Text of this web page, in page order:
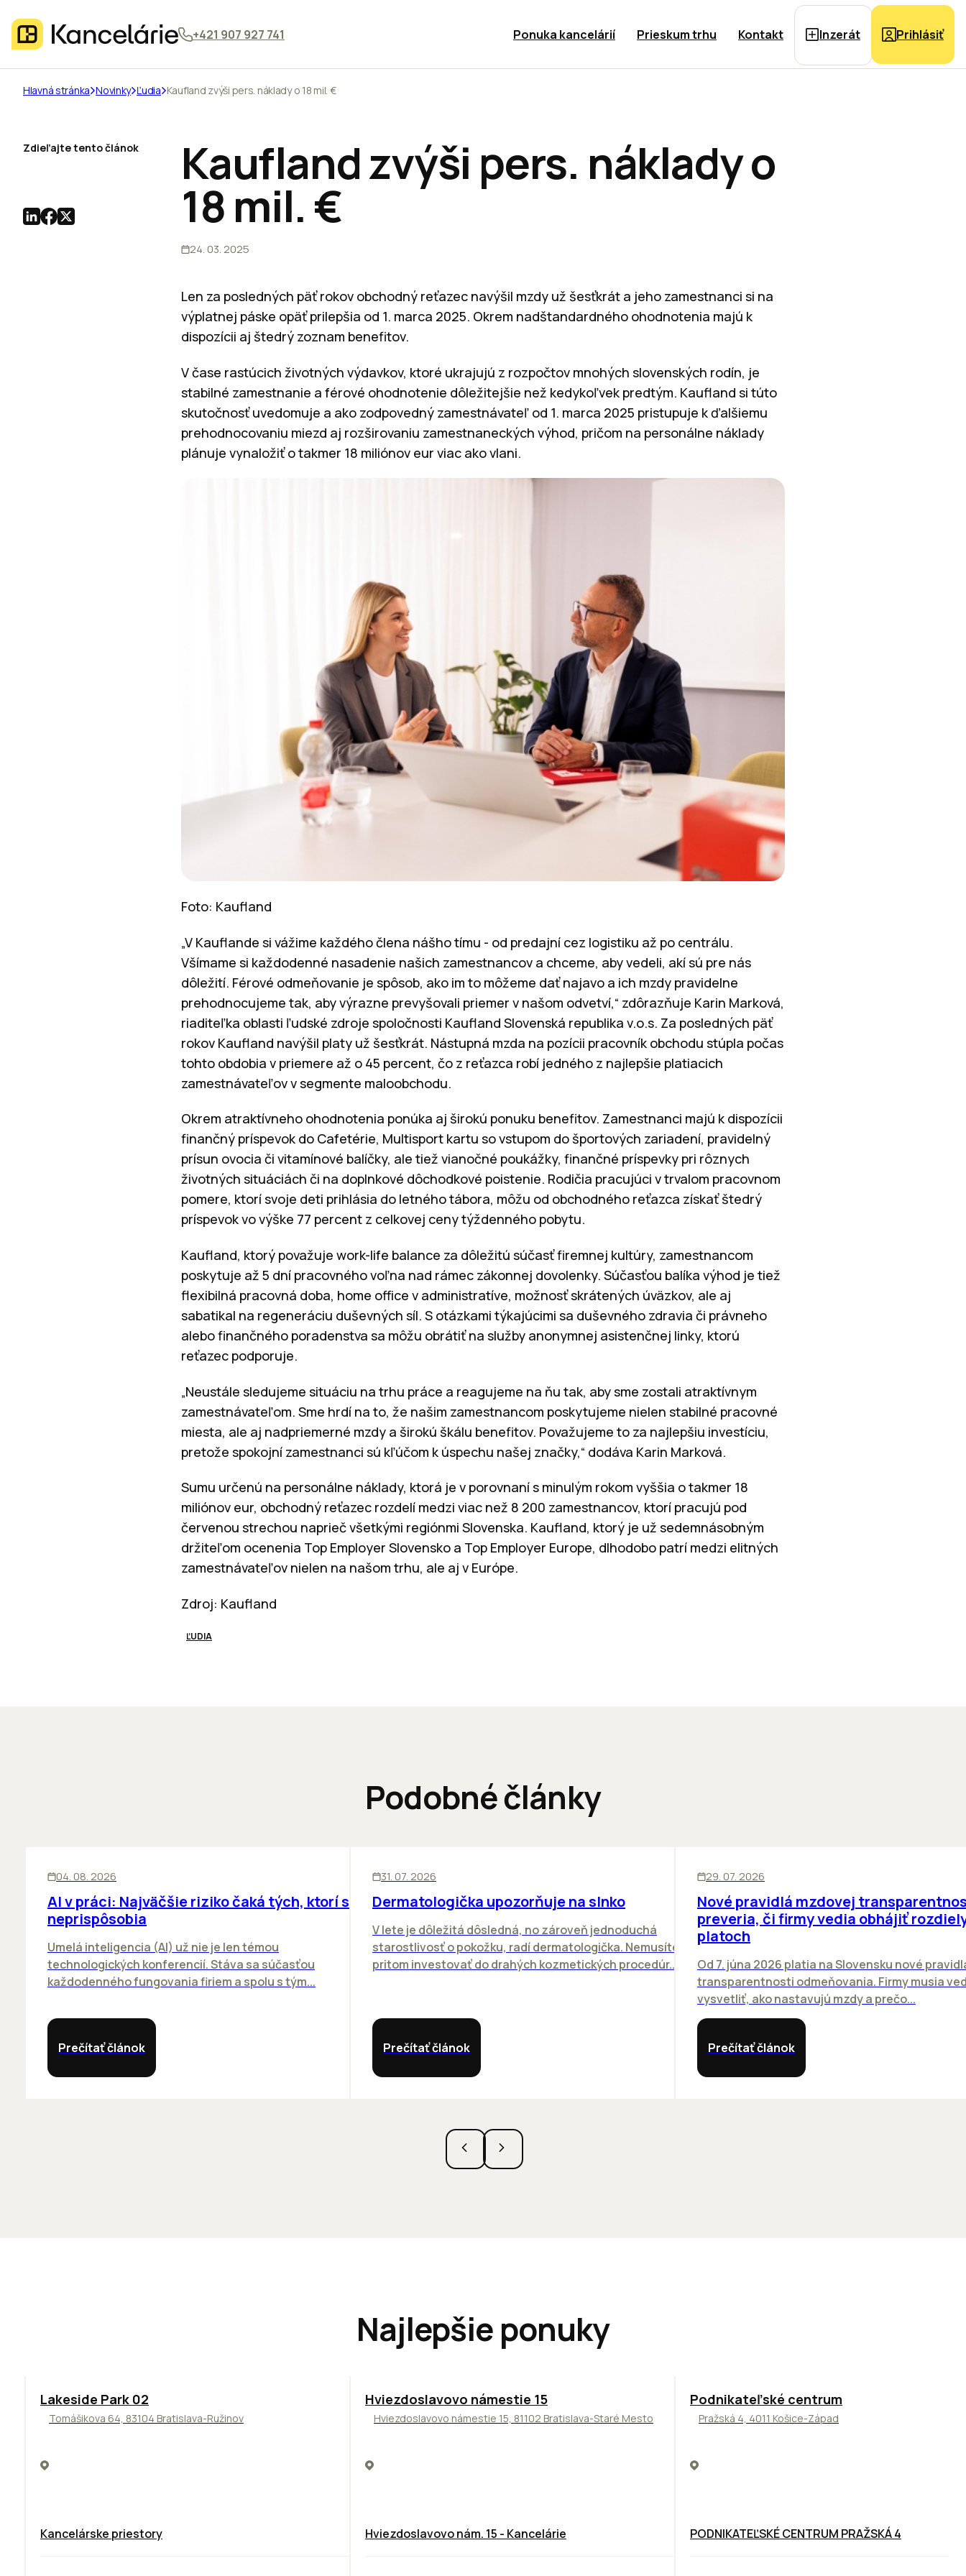
+421 907 927 741 Ponuka kancelárií Prieskum trhu Kontakt Inzerát Prihlásiť
Hlavná stránka Novinky Ľudia Kaufland zvýši pers. náklady o 18 mil. €
Kaufland zvýši pers. náklady o
18 mil. €
24. 03. 2025
Len za posledných päť rokov obchodný reťazec navýšil mzdy už šesťkrát a jeho zamestnanci si na
výplatnej páske opäť prilepšia od 1. marca 2025. Okrem nadštandardného ohodnotenia majú k
dispozícii aj štedrý zoznam benefitov.
V čase rastúcich životných výdavkov, ktoré ukrajujú z rozpočtov mnohých slovenských rodín, je
stabilné zamestnanie a férové ohodnotenie dôležitejšie než kedykoľvek predtým. Kaufland si túto
skutočnosť uvedomuje a ako zodpovedný zamestnávateľ od 1. marca 2025 pristupuje k ďalšiemu
prehodnocovaniu miezd aj rozširovaniu zamestnaneckých výhod, pričom na personálne náklady
plánuje vynaložiť o takmer 18 miliónov eur viac ako vlani.
Foto: Kaufland
„V Kauflande si vážime každého člena nášho tímu - od predajní cez logistiku až po centrálu.
Všímame si každodenné nasadenie našich zamestnancov a chceme, aby vedeli, akí sú pre nás
dôležití. Férové odmeňovanie je spôsob, ako im to môžeme dať najavo a ich mzdy pravidelne
prehodnocujeme tak, aby výrazne prevyšovali priemer v našom odvetví,“ zdôrazňuje Karin Marková,
riaditeľka oblasti ľudské zdroje spoločnosti Kaufland Slovenská republika v.o.s. Za posledných päť
rokov Kaufland navýšil platy už šesťkrát. Nástupná mzda na pozícii pracovník obchodu stúpla počas
tohto obdobia v priemere až o 45 percent, čo z reťazca robí jedného z najlepšie platiacich
zamestnávateľov v segmente maloobchodu.
Okrem atraktívneho ohodnotenia ponúka aj širokú ponuku benefitov. Zamestnanci majú k dispozícii
finančný príspevok do Cafetérie, Multisport kartu so vstupom do športových zariadení, pravidelný
prísun ovocia či vitamínové balíčky, ale tiež vianočné poukážky, finančné príspevky pri rôznych
životných situáciách či na doplnkové dôchodkové poistenie. Rodičia pracujúci v trvalom pracovnom
pomere, ktorí svoje deti prihlásia do letného tábora, môžu od obchodného reťazca získať štedrý
príspevok vo výške 77 percent z celkovej ceny týždenného pobytu.
Kaufland, ktorý považuje work-life balance za dôležitú súčasť firemnej kultúry, zamestnancom
poskytuje až 5 dní pracovného voľna nad rámec zákonnej dovolenky. Súčasťou balíka výhod je tiež
flexibilná pracovná doba, home office v administratíve, možnosť skrátených úväzkov, ale aj
sabatikal na regeneráciu duševných síl. S otázkami týkajúcimi sa duševného zdravia či právneho
alebo finančného poradenstva sa môžu obrátiť na služby anonymnej asistenčnej linky, ktorú
reťazec podporuje.
„Neustále sledujeme situáciu na trhu práce a reagujeme na ňu tak, aby sme zostali atraktívnym
zamestnávateľom. Sme hrdí na to, že našim zamestnancom poskytujeme nielen stabilné pracovné
miesta, ale aj nadpriemerné mzdy a širokú škálu benefitov. Považujeme to za najlepšiu investíciu,
pretože spokojní zamestnanci sú kľúčom k úspechu našej značky,“ dodáva Karin Marková.
Sumu určenú na personálne náklady, ktorá je v porovnaní s minulým rokom vyššia o takmer 18
miliónov eur, obchodný reťazec rozdelí medzi viac než 8 200 zamestnancov, ktorí pracujú pod
červenou strechou naprieč všetkými regiónmi Slovenska. Kaufland, ktorý je už sedemnásobným
držiteľom ocenenia Top Employer Slovensko a Top Employer Europe, dlhodobo patrí medzi elitných
zamestnávateľov nielen na našom trhu, ale aj v Európe.
Zdroj: Kaufland
ĽUDIA
Zdieľajte tento článok
Podobné články
04. 08. 2026
AI v práci: Najväčšie riziko čaká tých, ktorí sa
neprispôsobia
Umelá inteligencia (AI) už nie je len témou
technologických konferencií. Stáva sa súčasťou
každodenného fungovania firiem a spolu s tým...
Prečítať článok
31. 07. 2026
Dermatologička upozorňuje na slnko
V lete je dôležitá dôsledná, no zároveň jednoduchá
starostlivosť o pokožku, radí dermatologička. Nemusíte
pritom investovať do drahých kozmetických procedúr...
Prečítať článok
29. 07. 2026
Nové pravidlá mzdovej
preveria, či firmy vedia obhájiť
platoch
Od 7. júna 2026 platia na Slovensku nové
transparentnosti odmeňovania. Firmy musia
vysvetliť, ako nastavujú mzdy a prečo...
Prečítať článok
Najlepšie ponuky
ODPORÚČAME
Lakeside Park 02
Tomášikova 64, 83104 Bratislava-Ružinov
Kancelárske priestory
ODPORÚČAME
Hviezdoslavovo námestie 15
Hviezdoslavovo námestie 15, 81102 Bratislava-Staré Mesto
Hviezdoslavovo nám. 15 - Kancelárie
ODPORÚČAME
Podnikateľské centrum
Pražská 4, 4011 Košice-Západ
PODNIKATEĽSKÉ CENTRUM PRAŽSKÁ 4